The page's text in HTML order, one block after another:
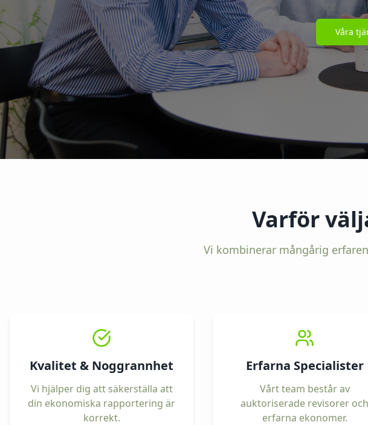
Våra
Varför
Vi kombinerar mångårig
Kvalitet & Noggrannhet
Vi hjälper dig att säkerställa att
din ekonomiska rapportering är
korrekt.
Erfarna Specialister
Vårt team består av
auktoriserade revisorer och
erfarna ekonomer.